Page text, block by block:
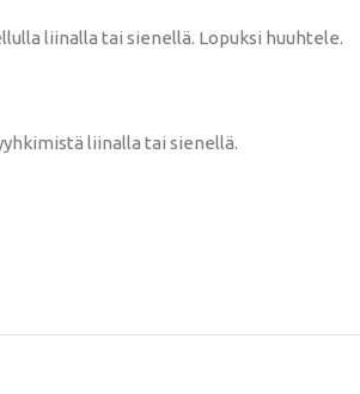
liinalla tai sienellä. Lopuksi huuhtele.
liinalla tai sienellä.